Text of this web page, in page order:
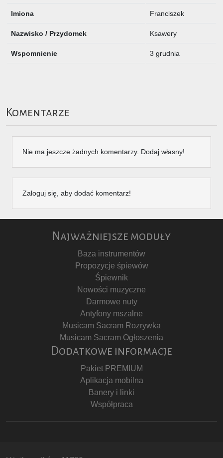
Imiona Franciszek
Nazwisko / Przydomek Ksawery
Wspomnienie 3 grudnia
Komentarze
Nie ma jeszcze żadnych komentarzy. Dodaj własny!
Zaloguj się, aby dodać komentarz!
Najważniejsze moduły
Baza instrumentów
Propozycje śpiewów
Śpiewnik
Nowości muzyczne
Darmowe nuty
Antyfony mszalne
Musicam Sacram Rozrywka
Musicam Sacram Ogłoszenia
Dodatkowe informacje
Pakiet PREMIUM
Aplikacja mobilna
Banery i linki
Współpraca